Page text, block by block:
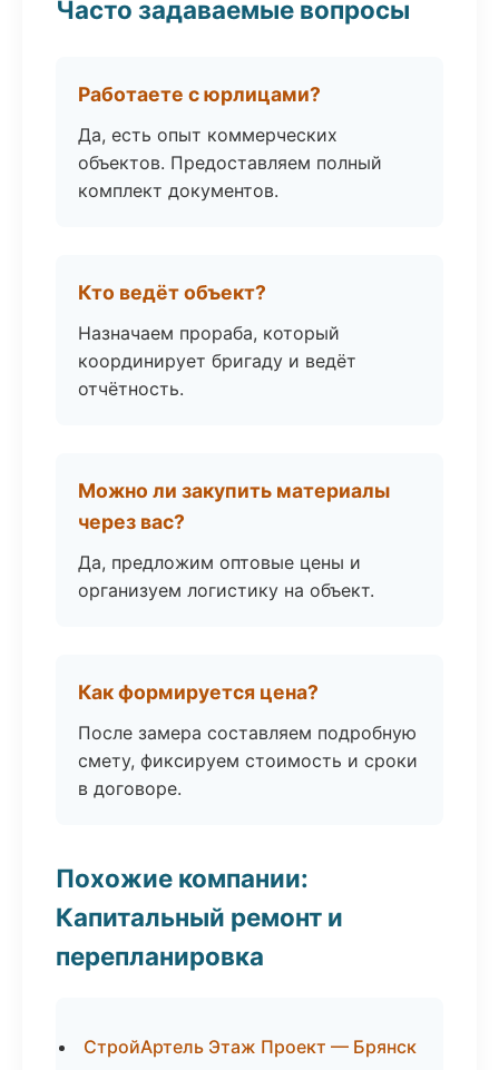
Часто задаваемые вопросы
Работаете с юрлицами?
Да, есть опыт коммерческих
объектов. Предоставляем полный
комплект документов.
Кто ведёт объект?
Назначаем прораба, который
координирует бригаду и ведёт
отчётность.
Можно ли закупить материалы
через вас?
Да, предложим оптовые цены и
организуем логистику на объект.
Как формируется цена?
После замера составляем подробную
смету, фиксируем стоимость и сроки
в договоре.
Похожие компании:
Капитальный ремонт и
перепланировка
СтройАртель Этаж Проект — Брянск